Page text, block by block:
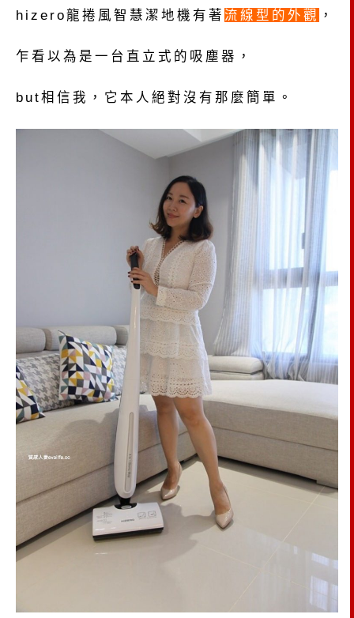
hizero龍捲風智慧潔地機有著 流線型的外觀 ，
乍看以為是一台直立式的吸塵器，
but相信我，它本人絕對沒有那麼簡單。